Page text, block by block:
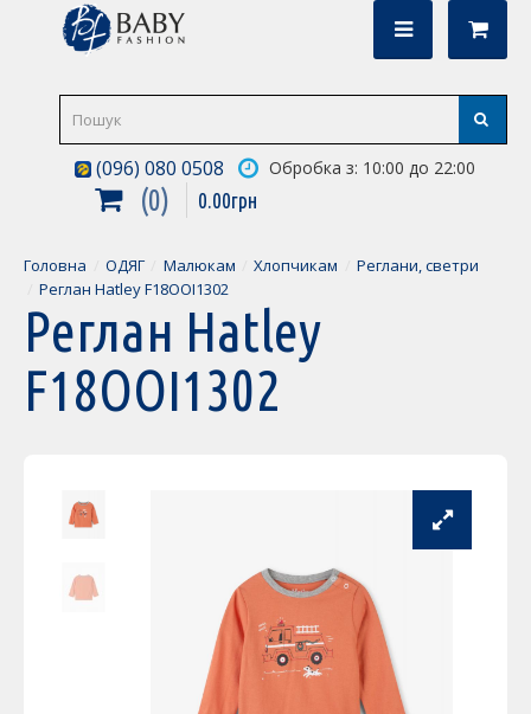
(096) 080 0508 Обробка з: 10:00 до 22:00
0 0.00грн
Головна ОДЯГ Малюкам Хлопчикам
Реглани, светри
Реглан Hatley F18OOI1302
Реглан Hatley
F18OOI1302